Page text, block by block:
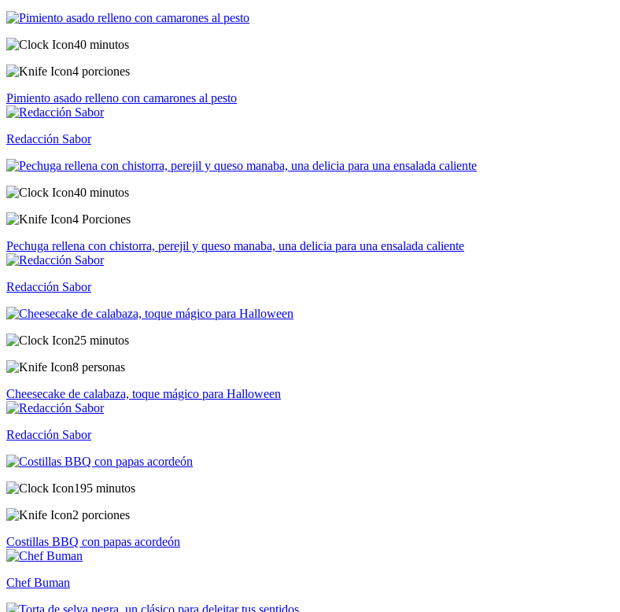
40 minutos
4 porciones
Pimiento asado relleno con camarones al pesto
Redacción Sabor
40 minutos
4 Porciones
Pechuga rellena con chistorra, perejil y queso manaba, una delicia para una ensalada caliente
Redacción Sabor
25 minutos
8 personas
Cheesecake de calabaza, toque mágico para Halloween
Redacción Sabor
195 minutos
2 porciones
Costillas BBQ con papas acordeón
Chef Buman